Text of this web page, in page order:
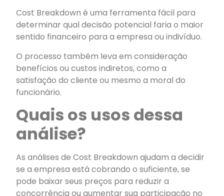
Cost Breakdown é uma ferramenta fácil para
determinar qual decisão potencial faria o maior
sentido financeiro para a empresa ou indivíduo.
O processo também leva em consideração
benefícios ou custos indiretos, como a
satisfação do cliente ou mesmo a moral do
funcionário.
Quais os usos dessa
análise?
As análises de Cost Breakdown ajudam a decidir
se a empresa está cobrando o suficiente, se
pode baixar seus preços para reduzir a
concorrência ou aumentar sua participação no